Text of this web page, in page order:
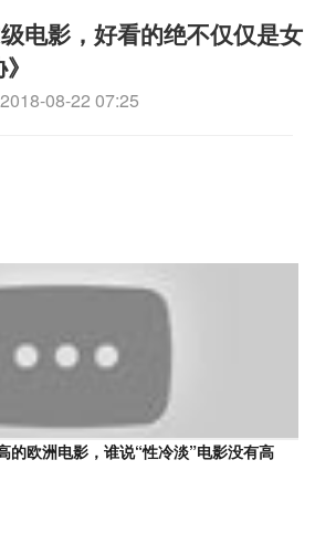
级电影，好看的绝不仅仅是女
08-22 07:25
的欧洲电影，谁说“性冷淡”电影没有高